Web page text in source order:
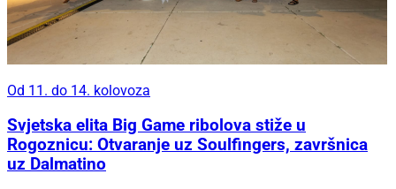
Od 11. do 14. kolovoza
Svjetska elita Big Game ribolova stiže u
Rogoznicu: Otvaranje uz Soulfingers, završnica
uz Dalmatino